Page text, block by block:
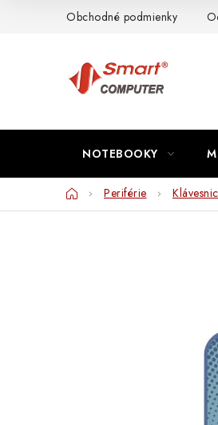
Obchodné podmienky
NOTEBOOKY
DomovPeriférie